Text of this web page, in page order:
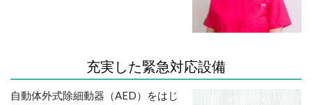
充実した緊急対応設備
自動体外式除細動器（AED）をはじ